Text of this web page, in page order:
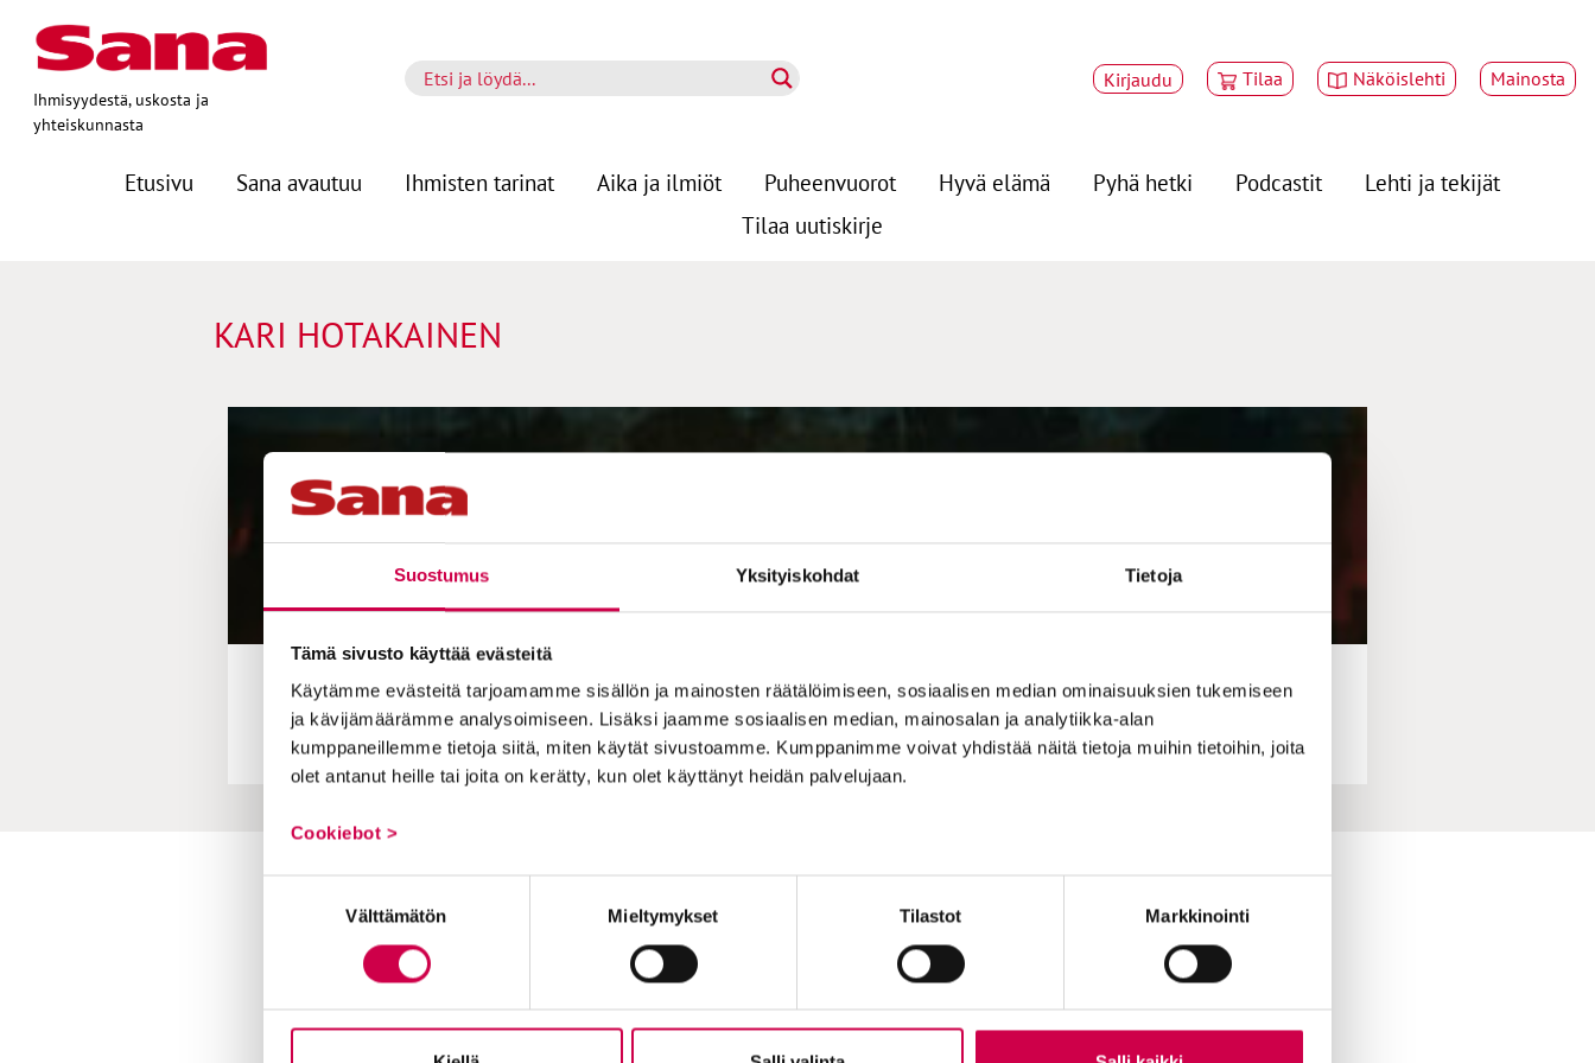
Suostumus Yksityiskohdat Tietoja
Tämä sivusto käyttää evästeitä
Käytämme evästeitä tarjoamamme sisällön ja mainosten räätälöimiseen, sosiaalisen median ominaisuuksien tukemiseen
ja kävijämäärämme analysoimiseen. Lisäksi jaamme sosiaalisen median, mainosalan ja analytiikka-alan
kumppaneillemme tietoja siitä, miten käytät sivustoamme. Kumppanimme voivat yhdistää näitä tietoja muihin tietoihin, joita
olet antanut heille tai joita on kerätty, kun olet käyttänyt heidän palvelujaan.
Cookiebot >
Välttämätön Mieltymykset Tilastot Markkinointi
Ihmisyydestä, uskosta ja
yhteiskunnasta
Kirjaudu Tilaa Näköislehti Mainosta
Etusivu Sana avautuu Ihmisten tarinat Aika ja ilmiöt Puheenvuorot Hyvä elämä Pyhä hetki Podcastit
Lehti ja tekijät
Tilaa uutiskirje
KARI HOTAKAINEN
KULTTUURI | 03.10.2023
”Millaista on olla mitätön?” – Katsojia ei säästellä syksyn teattereissa Helsingissä, Tampereella ja
Hämeenlinnassa
Toimitus
Yhteystiedot
Postiosoite
Tilaajapalvelu
Sana-lehden kampanjat
Kestotilaajan edut
Tietosuojalauseke
Tilaajapalvelu
Ole meihin yhteydessä
Suosittele Sanaa
Sana-median lukijamatkat